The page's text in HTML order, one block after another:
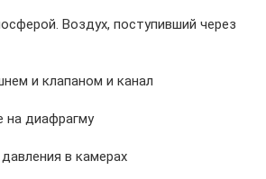
Воздух, поступивший через
и клапаном и канал
на диафрагму
в камерах